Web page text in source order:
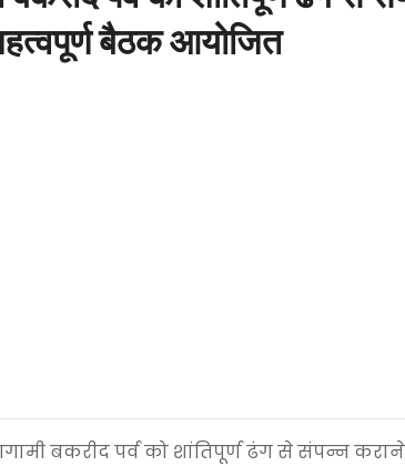
बैठक आयोजित
बकरीद पर्व को शांतिपूर्ण ढंग से संपन्न